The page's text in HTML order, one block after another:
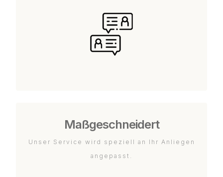
Maßgeschneidert
Unser Service wird speziell an Ihr Anliegen
angepasst.